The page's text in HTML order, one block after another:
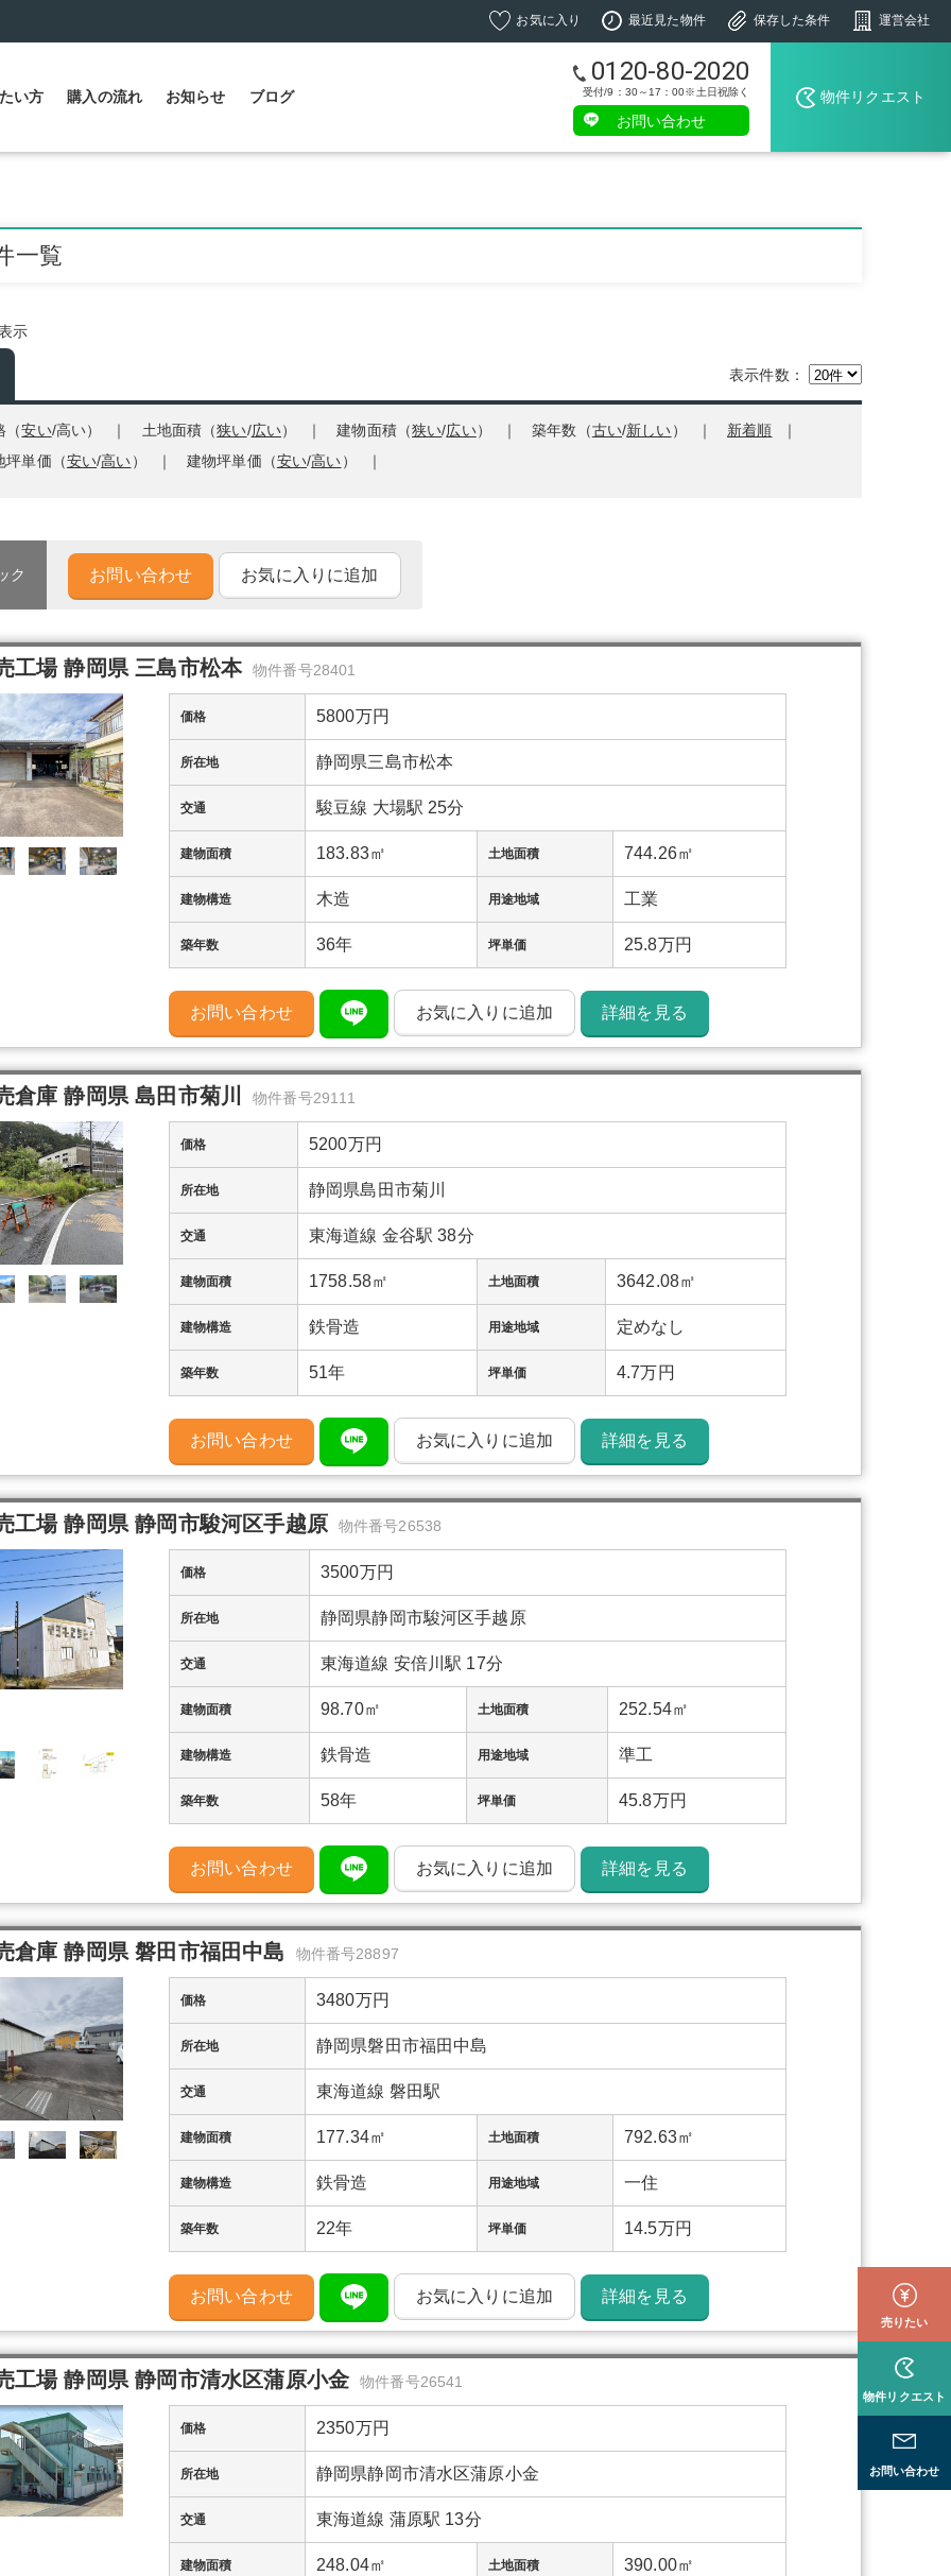
お気に入り 最近見た物件 保存した条件 運営会社
い方 購入の流れ お知らせ ブログ
0120-80-2020
受付/9：30～17：00※土日祝除く
お問い合わせ
物件リクエスト
一覧
示
表示件数：
（安い/高い） 土地面積（狭い/広い） 建物面積（狭い/広い） 築年数（古い/新しい）
新着順
坪単価（安い/高い） 建物坪単価（安い/高い）
ク お問い合わせ お気に入りに追加
工場 静岡県 三島市松本 物件番号28401
価格 5800万円
所在地 静岡県三島市松本
交通 駿豆線 大場駅 25分
建物面積 183.83㎡ 土地面積 744.26㎡
建物構造 木造 用途地域 工業
築年数 36年 坪単価 25.8万円
お問い合わせ お気に入りに追加 詳細を見る
倉庫 静岡県 島田市菊川 物件番号29111
価格 5200万円
所在地 静岡県島田市菊川
交通 東海道線 金谷駅 38分
建物面積 1758.58㎡ 土地面積 3642.08㎡
建物構造 鉄骨造 用途地域 定めなし
築年数 51年 坪単価 4.7万円
お問い合わせ お気に入りに追加 詳細を見る
工場 静岡県 静岡市駿河区手越原 物件番号26538
価格 3500万円
所在地 静岡県静岡市駿河区手越原
交通 東海道線 安倍川駅 17分
建物面積 98.70㎡ 土地面積 252.54㎡
建物構造 鉄骨造 用途地域 準工
築年数 58年 坪単価 45.8万円
お問い合わせ お気に入りに追加 詳細を見る
倉庫 静岡県 磐田市福田中島 物件番号28897
価格 3480万円
所在地 静岡県磐田市福田中島
交通 東海道線 磐田駅
建物面積 177.34㎡ 土地面積 792.63㎡
建物構造 鉄骨造 用途地域 一住
築年数 22年 坪単価 14.5万円
お問い合わせ お気に入りに追加 詳細を見る
工場 静岡県 静岡市清水区蒲原小金 物件番号26541
価格 2350万円
所在地 静岡県静岡市清水区蒲原小金
交通 東海道線 蒲原駅 13分
建物面積 248.04㎡ 土地面積 390.00㎡
売りたい
物件リクエスト
お問い合わせ